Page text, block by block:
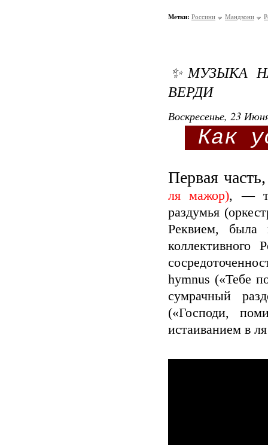
Метки: Россини Мандзони
✨МУЗЫКА
ВЕРДИ
Воскресенье, 23
Как
Первая часть,
ля мажор), —
раздумья
Реквием, была
коллективного
hymnus («Тебе
сумрачный
(«Господи,
истаиванием в